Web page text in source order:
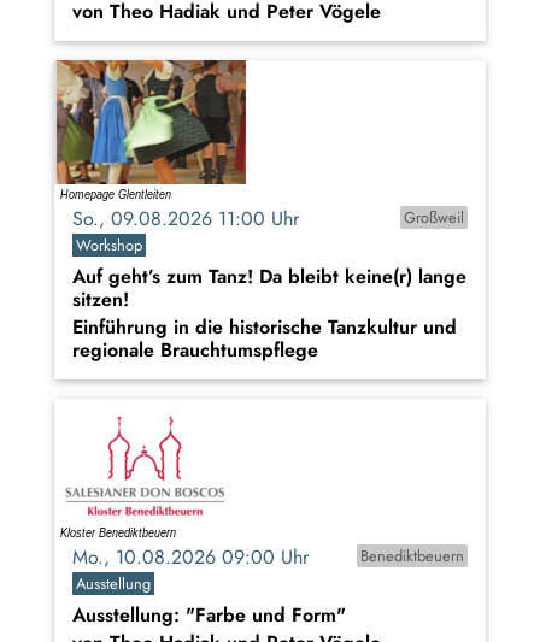
von Theo Hadiak und Peter Vögele
So., 09.08.2026 11:00 Uhr
Großweil
Workshop
Auf geht’s zum Tanz! Da bleibt keine(r) lange
sitzen!
Einführung in die historische Tanzkultur und
regionale Brauchtumspflege
Mo., 10.08.2026 09:00 Uhr
Benediktbeuern
Ausstellung
Ausstellung: "Farbe und Form"